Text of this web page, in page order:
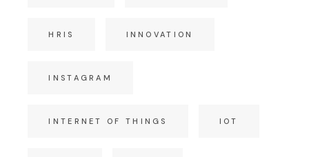
HRIS INNOVATION
INSTAGRAM
INTERNET OF THINGS IOT